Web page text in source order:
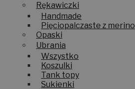
Rękawiczki
Handmade
Pięciopalczaste z merino
Opaski
Ubrania
Wszystko
Koszulki
Tank topy
Sukienki